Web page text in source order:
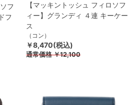
フ
フ
【マッキントッシュ フィロソフ
ィー】グランディ ４連 キーケー
ス
（コン）
￥8,470(税込)
通常価格￥12,100